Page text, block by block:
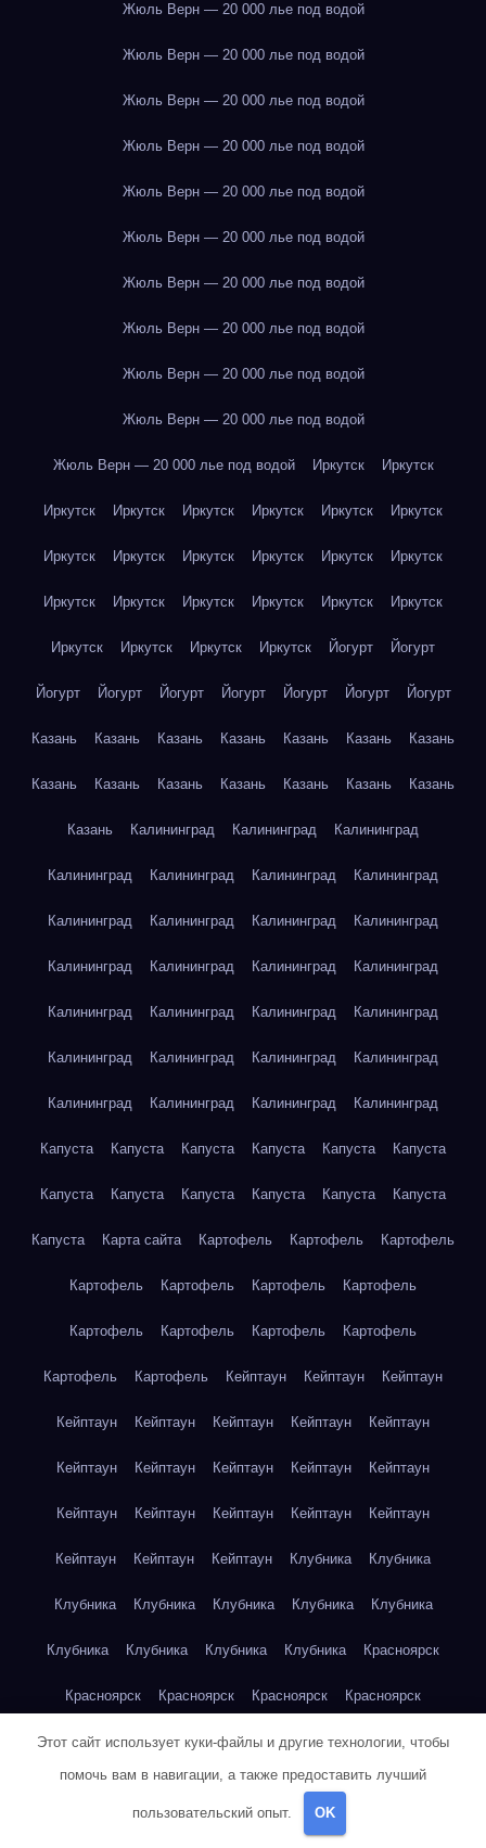
Жюль Верн — 20 000 лье под водой
Жюль Верн — 20 000 лье под водой
Жюль Верн — 20 000 лье под водой
Жюль Верн — 20 000 лье под водой
Жюль Верн — 20 000 лье под водой
Жюль Верн — 20 000 лье под водой
Жюль Верн — 20 000 лье под водой
Жюль Верн — 20 000 лье под водой
Жюль Верн — 20 000 лье под водой
Жюль Верн — 20 000 лье под водой
Жюль Верн — 20 000 лье под водой Иркутск Иркутск
Иркутск Иркутск Иркутск Иркутск Иркутск Иркутск
Иркутск Иркутск Иркутск Иркутск Иркутск Иркутск
Иркутск Иркутск Иркутск Иркутск Иркутск Иркутск
Иркутск Иркутск Иркутск Иркутск Йогурт Йогурт
Йогурт Йогурт Йогурт Йогурт Йогурт Йогурт Йогурт
Казань Казань Казань Казань Казань Казань Казань
Казань Казань Казань Казань Казань Казань Казань
Казань Калининград Калининград Калининград
Калининград Калининград Калининград Калининград
Калининград Калининград Калининград Калининград
Калининград Калининград Калининград Калининград
Калининград Калининград Калининград Калининград
Калининград Калининград Калининград Калининград
Калининград Калининград Калининград Калининград
Капуста Капуста Капуста Капуста Капуста Капуста
Капуста Капуста Капуста Капуста Капуста Капуста
Капуста Карта сайта Картофель Картофель Картофель
Картофель Картофель Картофель Картофель
Картофель Картофель Картофель Картофель
Картофель Картофель Кейптаун Кейптаун Кейптаун
Кейптаун Кейптаун Кейптаун Кейптаун Кейптаун
Кейптаун Кейптаун Кейптаун Кейптаун Кейптаун
Кейптаун Кейптаун Кейптаун Кейптаун Кейптаун
Кейптаун Кейптаун Кейптаун Клубника Клубника
Клубника Клубника Клубника Клубника Клубника
Клубника Клубника Клубника Клубника Красноярск
Красноярск Красноярск Красноярск Красноярск
Красноярск Красноярск Красноярск Красноярск
Красноярск Красноярск Красноярск
Кукуруза
Этот сайт использует куки-файлы и другие технологии, чтобы
помочь вам в навигации, а также предоставить лучший
пользовательский опыт. OK